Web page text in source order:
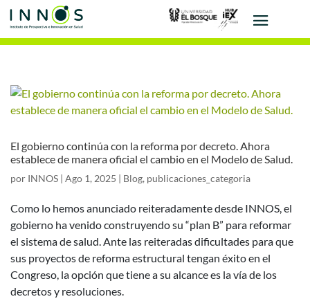
El gobierno continúa con la reforma por decreto. Ahora
establece de manera oficial el cambio en el Modelo de Salud.
por INNOS | Ago 1, 2025 | Blog, publicaciones_categoria
Como lo hemos anunciado reiteradamente desde INNOS, el
gobierno ha venido construyendo su “plan B” para reformar
el sistema de salud. Ante las reiteradas dificultades para que
sus proyectos de reforma estructural tengan éxito en el
Congreso, la opción que tiene a su alcance es la vía de los
decretos y resoluciones.